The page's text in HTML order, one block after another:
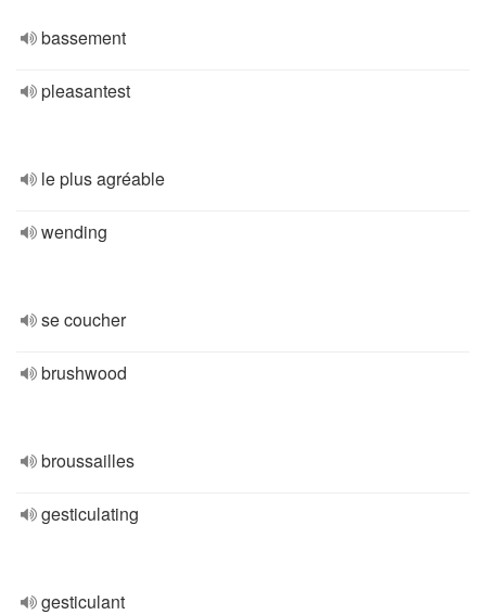
bassement
pleasantest
le plus agréable
wending
se coucher
brushwood
broussailles
gesticulating
gesticulant